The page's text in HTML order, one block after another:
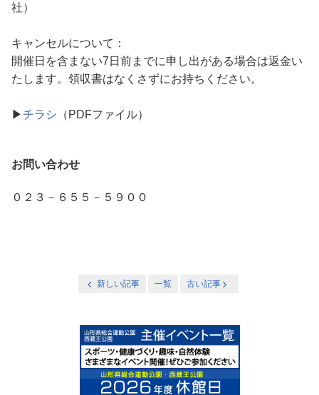
社）
キャンセルについて：
開催日を含まない7日前までに申し出がある場合は返金い
たします。領収書はなくさずにお持ちください。
▶チラシ （PDFファイル）
お問い合わせ
０２３－６５５－５９００
新しい記事 一覧 古い記事